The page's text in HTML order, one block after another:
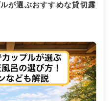
が選ぶおすすめな貸切露